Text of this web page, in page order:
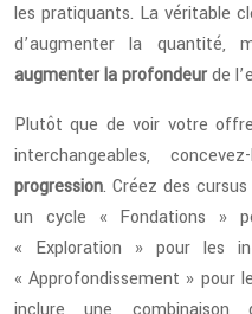
les pratiquants. La véritable
d’augmenter la
augmenter la profondeurde
Plutôt que de voir votre
interchangeables,
progression. Créez des
un cycle « Fondations »
« Exploration » pour les
« Approfondissement » pour